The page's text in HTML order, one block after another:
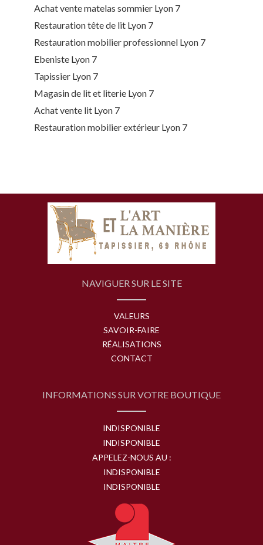
Achat vente matelas sommier Lyon 7
Restauration tête de lit Lyon 7
Restauration mobilier professionnel Lyon 7
Ebeniste Lyon 7
Tapissier Lyon 7
Magasin de lit et literie Lyon 7
Achat vente lit Lyon 7
Restauration mobilier extérieur Lyon 7
NAVIGUER SUR LE SITE
VALEURS
SAVOIR-FAIRE
RÉALISATIONS
CONTACT
INFORMATIONS SUR VOTRE BOUTIQUE
INDISPONIBLE
INDISPONIBLE
APPELEZ-NOUS AU :
INDISPONIBLE
INDISPONIBLE